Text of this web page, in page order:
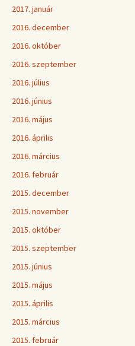
2017. január
2016. december
2016. október
2016. szeptember
2016. július
2016. június
2016. május
2016. április
2016. március
2016. február
2015. december
2015. november
2015. október
2015. szeptember
2015. június
2015. május
2015. április
2015. március
2015. február